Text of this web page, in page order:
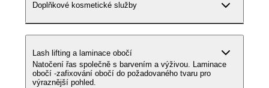
Doplňkové kosmetické služby
Lash lifting a laminace obočí
Natočení řas společně s barvením a výživou. Laminace
obočí -zafixování obočí do požadovaného tvaru pro
výraznější pohled.